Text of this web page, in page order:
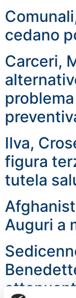
cedano
Carceri,
Ilva,
figura
tutela
Auguri a